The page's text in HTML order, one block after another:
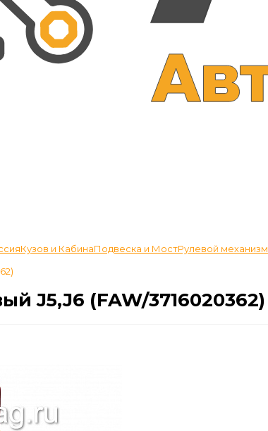
Кузов и КабинаПодвеска и МостРулевой механизм
J5,J6 (FAW/3716020362)